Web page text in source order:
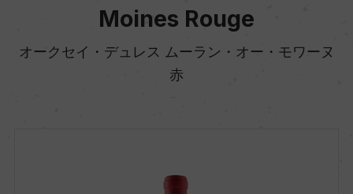
Moines Rouge
オークセイ・デュレス ムーラン・オー・モワーヌ
赤